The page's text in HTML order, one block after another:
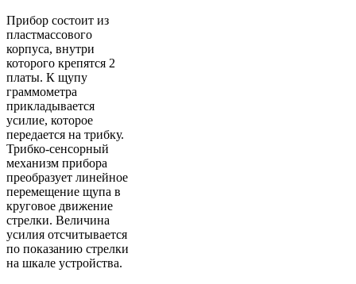
Прибор состоит из
пластмассового
корпуса, внутри
которого крепятся 2
платы. К щупу
граммометра
прикладывается
усилие, которое
передается на трибку.
Трибко-сенсорный
механизм прибора
преобразует линейное
перемещение щупа в
круговое движение
стрелки. Величина
усилия отсчитывается
по показанию стрелки
на шкале устройства.